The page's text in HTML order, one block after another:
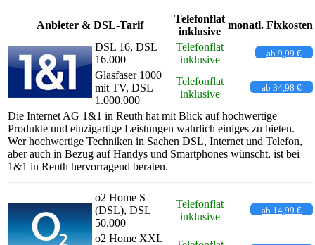
Anbieter & DSL-Tarif
Telefonflat
inklusive
monatl. Fixkosten
DSL 16, DSL
16.000
Telefonflat
inklusive
ab 9,99 €
Glasfaser 1000
mit TV, DSL
1.000.000
Telefonflat
inklusive
ab 34,98 €
Die Internet AG 1&1 in Reuth hat mit Blick auf hochwertige
Produkte und einzigartige Leistungen wahrlich einiges zu bieten.
Wer hochwertige Techniken in Sachen DSL, Internet und Telefon,
aber auch in Bezug auf Handys und Smartphones wünscht, ist bei
1&1 in Reuth hervorragend beraten.
o2 Home S
(DSL), DSL
50.000
Telefonflat
inklusive
ab 14,99 €
o2 Home XXL